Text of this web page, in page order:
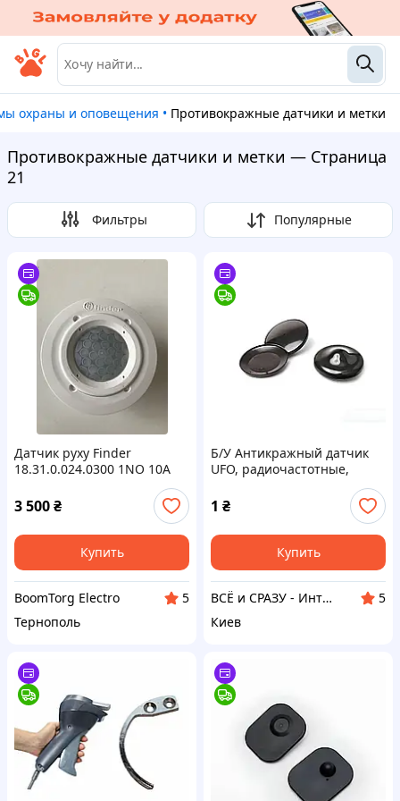
охраны и оповещения • Противокражные датчики и метки
Противокражные датчики и метки — Страница
21
Фильтры Популярные
Датчик руху Finder
18.31.0.024.0300 1NO 10A
3 500₴
Купить
BoomTorg Electro
5
Тернополь
Б/У Антикражный датчик
UFO, радиочастотные,
противокражные клипсы
8.2MHz — защита товаров в
торговых точках
1 ₴
Купить
ВСЁ и СРАЗУ - Интернет-магазин товаров для организации торговли, торгового оборудования
5
Киев